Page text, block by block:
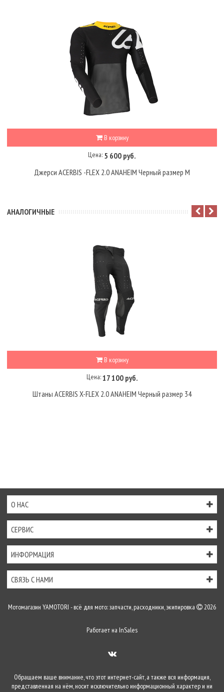
В корзину
Цена: 5 600 руб.
Джерси ACERBIS -FLEX 2.0 ANAHEIM Черный размер M
АНАЛОГИЧНЫЕ
В корзину
Цена:17 100 руб.
Штаны ACERBIS X-FLEX 2.0 ANAHEIM Черный размер 34
О НАС
СЕРВИС
ИНФОРМАЦИЯ
СВЯЗЬ С НАМИ
Мотомагазин YAMOTORI - всё для мото: запчасти, расходники, экипировка 2026
Работает на InSales
Обращаем ваше внимание, что этот интернет-сайт, а также вся информация,
представленная на нём, носит исключительно информационный характер и ни